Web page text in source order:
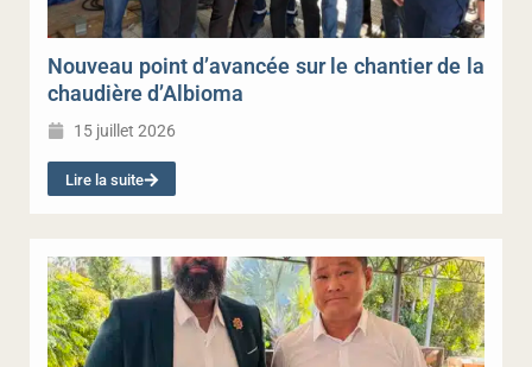
Nouveau point d’avancée sur le chantier de la
chaudière d’Albioma
15 juillet 2026
Lire la suite